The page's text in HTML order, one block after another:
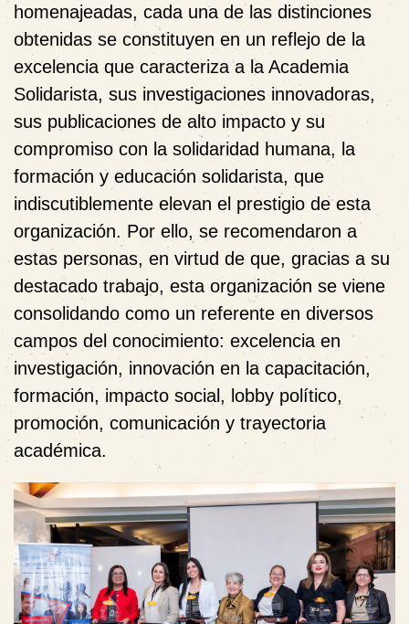
homenajeadas, cada una de las distinciones
obtenidas se constituyen en un reflejo de la
excelencia que caracteriza a la Academia
Solidarista, sus investigaciones innovadoras,
sus publicaciones de alto impacto y su
compromiso con la solidaridad humana, la
formación y educación solidarista, que
indiscutiblemente elevan el prestigio de esta
organización. Por ello, se recomendaron a
estas personas, en virtud de que, gracias a su
destacado trabajo, esta organización se viene
consolidando como un referente en diversos
campos del conocimiento: excelencia en
investigación, innovación en la capacitación,
formación, impacto social, lobby político,
promoción, comunicación y trayectoria
académica.